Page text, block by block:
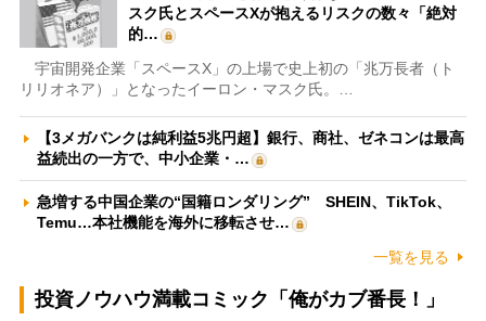
スク氏とスペースXが抱えるリスクの数々「絶対
的…
宇宙開発企業「スペースX」の上場で史上初の「兆万長者（ト
リリオネア）」となったイーロン・マスク氏。…
【3メガバンクは純利益5兆円超】銀行、商社、ゼネコンは最高
益続出の一方で、中小企業・…
急増する中国企業の“国籍ロンダリング” SHEIN、TikTok、
Temu…本社機能を海外に移転させ…
一覧を見る
投資ノウハウ満載コミック「俺がカブ番長！」